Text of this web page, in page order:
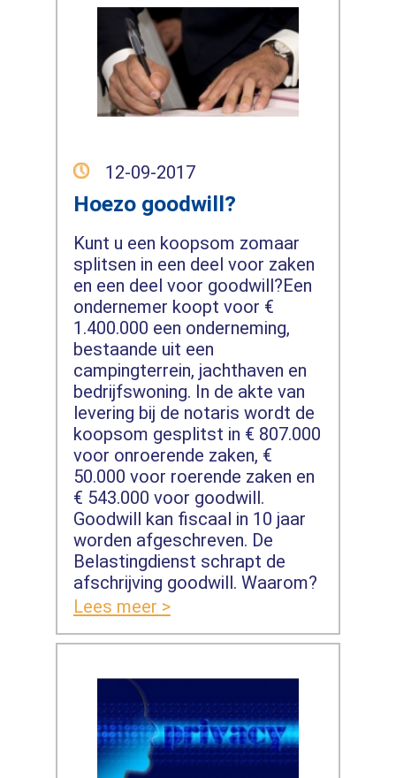
12-09-2017
Hoezo goodwill?
Kunt u een koopsom zomaar
splitsen in een deel voor zaken
en een deel voor goodwill?Een
ondernemer koopt voor €
1.400.000 een onderneming,
bestaande uit een
campingterrein, jachthaven en
bedrijfswoning. In de akte van
levering bij de notaris wordt de
koopsom gesplitst in € 807.000
voor onroerende zaken, €
50.000 voor roerende zaken en
€ 543.000 voor goodwill.
Goodwill kan fiscaal in 10 jaar
worden afgeschreven. De
Belastingdienst schrapt de
afschrijving goodwill. Waarom?
Lees meer >